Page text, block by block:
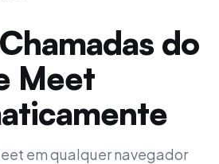
do
Meet
em qualquer navegador